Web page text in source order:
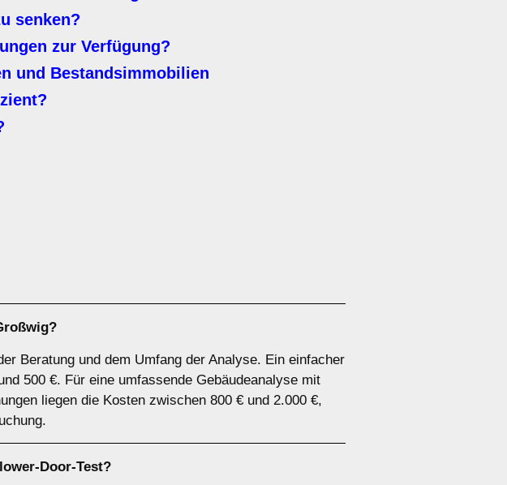
senken?
zur Verfügung?
und Bestandsimmobilien
Beratung und dem Umfang der Analyse. Ein einfacher
500 €. Für eine umfassende Gebäudeanalyse mit
liegen die Kosten zwischen 800 € und 2.000 €,
Door-Test?